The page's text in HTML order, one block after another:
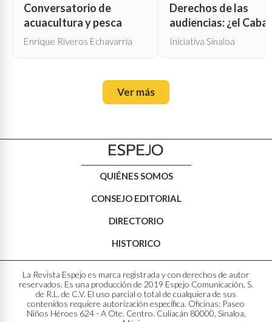
Conversatorio de
acuacultura y pesca
Enrique Riveros Echavarría
Derechos de las
audiencias: ¿el
de Troya para la
Iniciativa Sinaloa
Ver más
QUIÉNES SOMOS
CONSEJO EDITORIAL
DIRECTORIO
HISTORICO
La Revista Espejo es marca registrada y con derechos de autor
reservados. Es una producción de 2019 Espejo Comunicación, S.
de R.L. de C.V. El uso parcial o total de cualquiera de sus
contenidos requiere autorización específica. Oficinas: Paseo
Niños Héroes 624 - A Ote. Centro. Culiacán 80000, Sinaloa,